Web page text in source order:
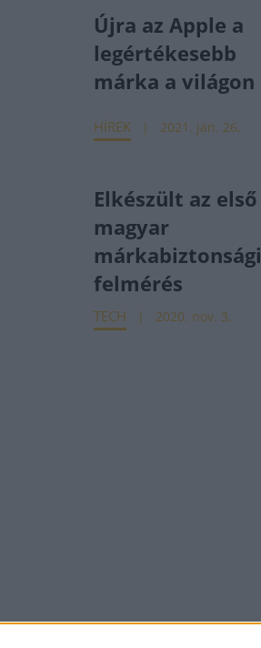
Újra az Apple a
legértékesebb
márka a világon
HÍREK 2021. jan. 26.
Elkészült az első
magyar
márkabiztonsági
felmérés
TECH 2020. nov. 3.